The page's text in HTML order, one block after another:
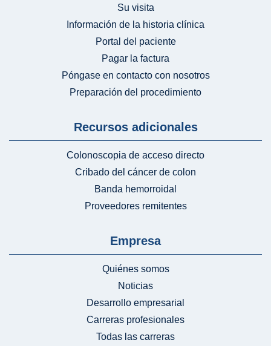
Su visita
Información de la historia clínica
Portal del paciente
Pagar la factura
Póngase en contacto con nosotros
Preparación del procedimiento
Recursos adicionales
Colonoscopia de acceso directo
Cribado del cáncer de colon
Banda hemorroidal
Proveedores remitentes
Empresa
Quiénes somos
Noticias
Desarrollo empresarial
Carreras profesionales
Todas las carreras